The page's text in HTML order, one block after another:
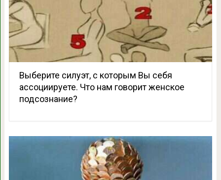
Выберите силуэт, с которым Вы себя
ассоциируете. Что нам говорит женское
подсознание?